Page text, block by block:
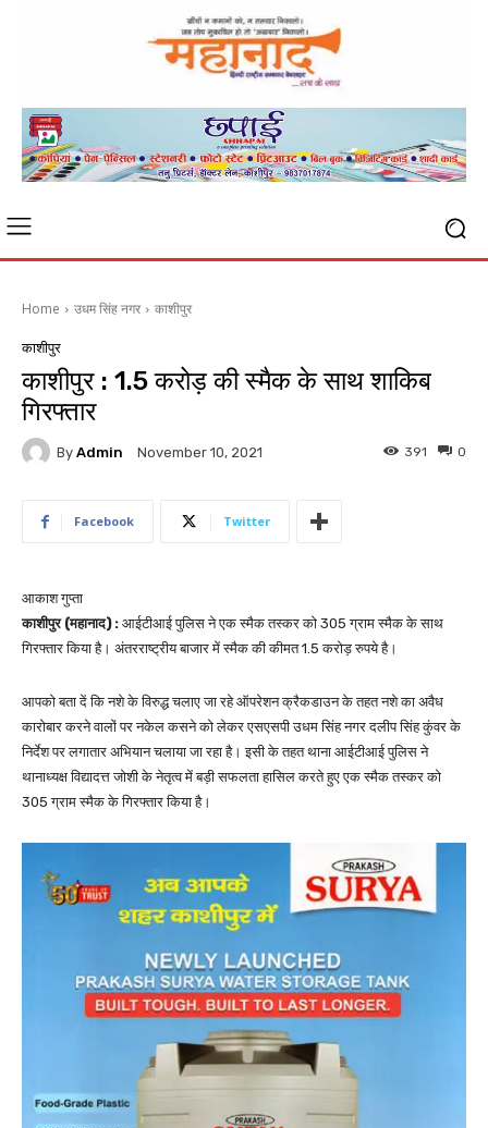
Home उधम सिंह नगर काशीपुर
काशीपुर
काशीपुर : 1.5 करोड़ की स्मैक के साथ शाकिब
गिरफ्तार
By Admin November 10, 2021 0
391
Facebook Twitter
आकाश गुप्ता
काशीपुर (महानाद) : आईटीआई पुलिस ने एक स्मैक तस्कर को 305 ग्राम स्मैक के साथ
गिरफ्तार किया है। अंतरराष्ट्रीय बाजार में स्मैक की कीमत 1.5 करोड़ रुपये है।
आपको बता दें कि नशे के विरुद्ध चलाए जा रहे ऑपरेशन क्रैकडाउन के तहत नशे का अवैध
कारोबार करने वालों पर नकेल कसने को लेकर एसएसपी उधम सिंह नगर दलीप सिंह कुंवर के
निर्देश पर लगातार अभियान चलाया जा रहा है। इसी के तहत थाना आईटीआई पुलिस ने
थानाध्यक्ष विद्यादत्त जोशी के नेतृत्व में बड़ी सफलता हासिल करते हुए एक स्मैक तस्कर को
305 ग्राम स्मैक के गिरफ्तार किया है।